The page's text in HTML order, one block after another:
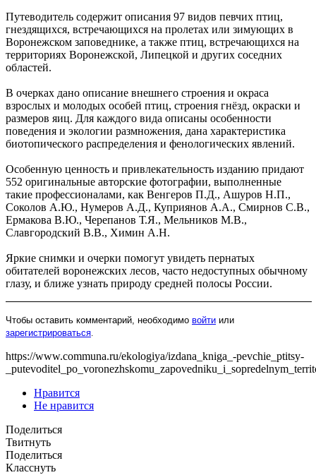
Путеводитель содержит описания 97 видов певчих птиц,
гнездящихся, встречающихся на пролетах или зимующих в
Воронежском заповеднике, а также птиц, встречающихся на
территориях Воронежской, Липецкой и других соседних
областей.
В очерках дано описание внешнего строения и окраса
взрослых и молодых особей птиц, строения гнёзд, окраски и
размеров яиц. Для каждого вида описаны особенности
поведения и экологии размножения, дана характеристика
биотопического распределения и фенологических явлений.
Особенную ценность и привлекательность изданию придают
552 оригинальные авторские фотографии, выполненные
такие профессионалами, как Венгеров П.Д., Ашуров Н.П.,
Соколов А.Ю., Нумеров А.Д., Куприянов А.А., Смирнов С.В.,
Ермакова В.Ю., Черепанов Т.Я., Мельников М.В.,
Славгородский В.В., Химин А.Н.
Яркие снимки и очерки помогут увидеть пернатых
обитателей воронежских лесов, часто недоступных обычному
глазу, и ближе узнать природу средней полосы России.
Чтобы оставить комментарий, необходимо войти или
зарегистрироваться.
https://www.communa.ru/ekologiya/izdana_kniga_-pevchie_ptitsy-
Нравится
Не нравится
Поделиться
Твитнуть
Поделиться
Класснуть